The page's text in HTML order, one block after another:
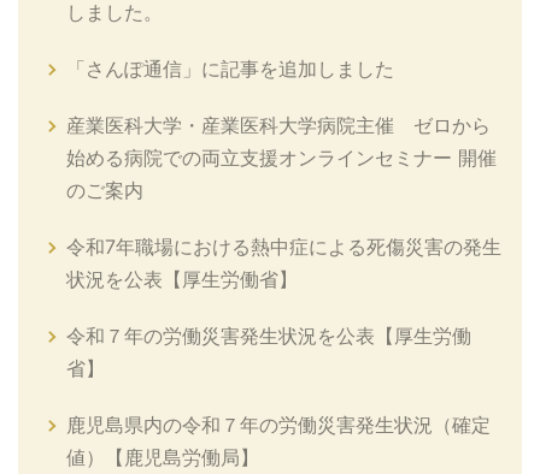
しました。
「さんぽ通信」に記事を追加しました
産業医科大学・産業医科大学病院主催 ゼロから
始める病院での両立支援オンラインセミナー 開催
のご案内
令和7年職場における熱中症による死傷災害の発生
状況を公表【厚生労働省】
令和７年の労働災害発生状況を公表【厚生労働
省】
鹿児島県内の令和７年の労働災害発生状況（確定
値）【鹿児島労働局】